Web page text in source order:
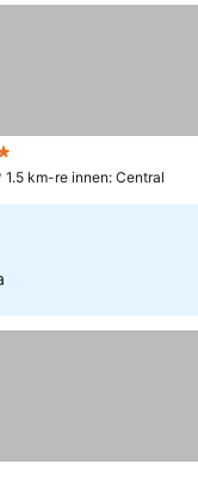
1.5 km-re innen: Central